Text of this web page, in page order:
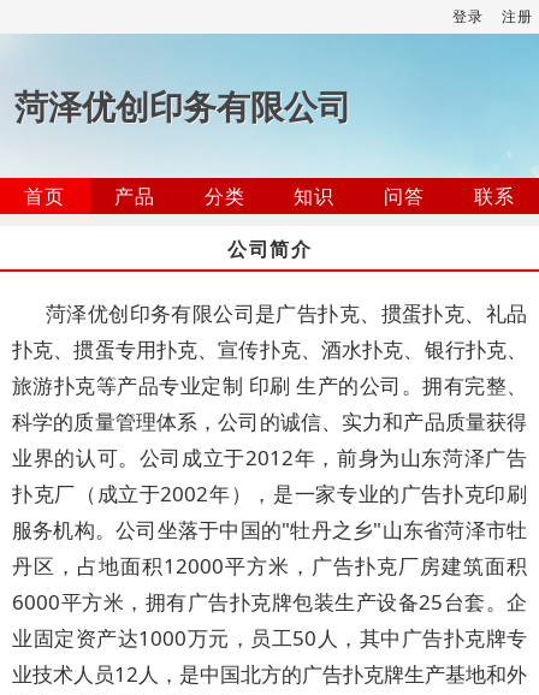
登录 注册
菏泽优创印务有限公司
首页 产品 分类 知识 问答
联系
公司简介
菏泽优创印务有限公司是广告扑克、掼蛋扑克、礼品
扑克、掼蛋专用扑克、宣传扑克、酒水扑克、银行扑克、
旅游扑克等产品专业定制 印刷 生产的公司。拥有完整、
科学的质量管理体系，公司的诚信、实力和产品质量获得
业界的认可。公司成立于2012年，前身为山东菏泽广告
扑克厂（成立于2002年），是一家专业的广告扑克印刷
服务机构。公司坐落于中国的"牡丹之乡"山东省菏泽市牡
丹区，占地面积12000平方米，广告扑克厂房建筑面积
6000平方米，拥有广告扑克牌包装生产设备25台套。企
业固定资产达1000万元，员工50人，其中广告扑克牌专
业技术人员12人，是中国北方的广告扑克牌生产基地和外